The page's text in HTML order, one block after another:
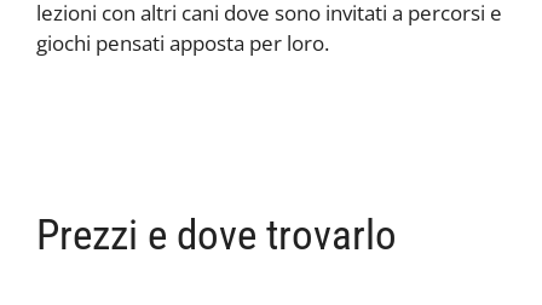
lezioni con altri cani dove sono invitati a percorsi e
giochi pensati apposta per loro.
Prezzi e dove trovarlo